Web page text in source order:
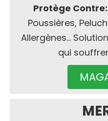
Protège Contre:
Poussières,
Allergènes...
qui